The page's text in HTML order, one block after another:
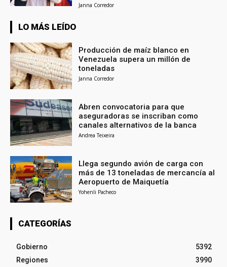
Janna Corredor
LO MÁS LEÍDO
Producción de maíz blanco en
Venezuela supera un millón de
toneladas
Janna Corredor
Abren convocatoria para que
aseguradoras se inscriban como
canales alternativos de la banca
Andrea Teixeira
Llega segundo avión de carga con
más de 13 toneladas de mercancía al
Aeropuerto de Maiquetía
Yohenli Pacheco
CATEGORÍAS
Gobierno
5392
Regiones
3990